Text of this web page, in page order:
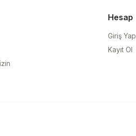
Hesap
Giriş Yap
Kayıt Ol